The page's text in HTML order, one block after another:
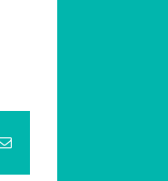
Email